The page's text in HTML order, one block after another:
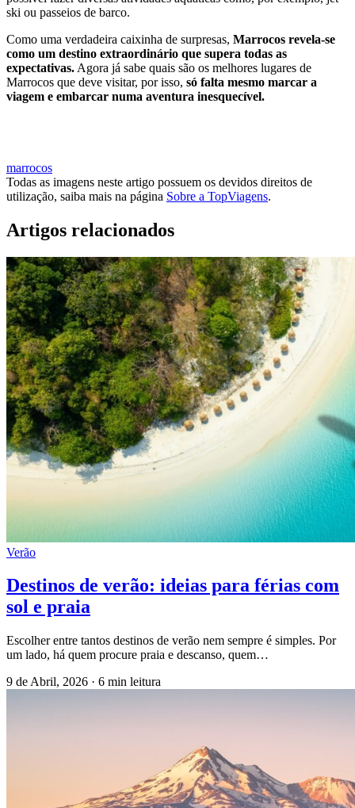
ski ou passeios de barco.
Como uma verdadeira caixinha de surpresas, Marrocos revela-se
como um destino extraordinário que supera todas as
expectativas. Agora já sabe quais são os melhores lugares de
Marrocos que deve visitar, por isso, só falta mesmo marcar a
viagem e embarcar numa aventura inesquecível.
marrocos
Todas as imagens neste artigo possuem os devidos direitos de
utilização, saiba mais na página Sobre a TopViagens.
Artigos relacionados
Verão
Destinos de verão: ideias para férias com
sol e praia
Escolher entre tantos destinos de verão nem sempre é simples. Por
um lado, há quem procure praia e descanso, quem…
9 de Abril, 2026 · 6 min leitura